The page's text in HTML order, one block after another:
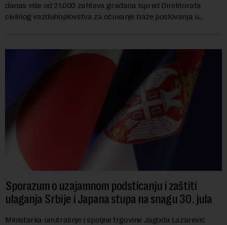
danas više od 21.000 zahteva građana ispred Direktorata
civilnog vazduhoplovstva za očuvanje baze poslovanja u
Sporazum o uzajamnom podsticanju i zaštiti
ulaganja Srbije i Japana stupa na snagu 30. jula
Ministarka unutrašnje i spoljne trgovine Jagoda Lazarević